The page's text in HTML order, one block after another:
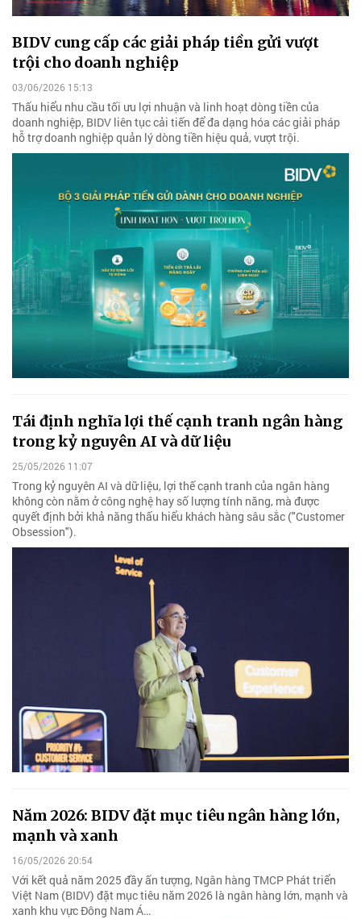
BIDV cung cấp các giải pháp tiền gửi vượt
trội cho doanh nghiệp
03/06/2026 15:13
Thấu hiểu nhu cầu tối ưu lợi nhuận và linh hoạt dòng tiền của
doanh nghiệp, BIDV liên tục cải tiến để đa dạng hóa các giải pháp
hỗ trợ doanh nghiệp quản lý dòng tiền hiệu quả, vượt trội.
Tái định nghĩa lợi thế cạnh tranh ngân hàng
trong kỷ nguyên AI và dữ liệu
25/05/2026 11:07
Trong kỷ nguyên AI và dữ liệu, lợi thế cạnh tranh của ngân hàng
không còn nằm ở công nghệ hay số lượng tính năng, mà được
quyết định bởi khả năng thấu hiểu khách hàng sâu sắc ("Customer
Obsession").
Năm 2026: BIDV đặt mục tiêu ngân hàng lớn,
mạnh và xanh
16/05/2026 20:54
Với kết quả năm 2025 đầy ấn tượng, Ngân hàng TMCP Phát triển
Việt Nam (BIDV) đặt mục tiêu năm 2026 là ngân hàng lớn, mạnh và
xanh khu vực Đông Nam Á…